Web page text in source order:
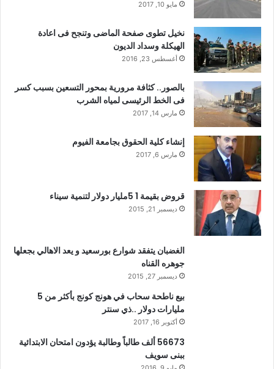
مايو 10, 2017
نخيل تطوى صفحة الماضى وتنجح فى اعادة
الهيكلة وسداد الديون
أغسطس 23, 2016
بالصور.. كثافة مرورية بمحور التسعين بسبب كسر
فى الخط الرئيسى لمياه الشرب
مارس 14, 2017
إنشاء كلية الحقوق بجامعة الفيوم
مارس 6, 2017
قروض بقيمة 1 5مليار دولار لتنمية سيناء
ديسمبر 21, 2015
الغضبان يتفقد شوارع بورسعيد و يعد الاهالي بجعلها
جوهره القناه
ديسمبر 27, 2015
بيع ناطحة سحاب في هونج كونج بأكثر من 5
مليارات دولار ..ذي سنتر
أكتوبر 16, 2017
56673 ألف طالباً وطالبة يؤدون امتحان الابتدائية
ببنى سويف